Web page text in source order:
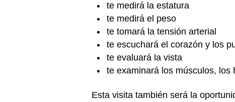
te medirá la estatura
te medirá el peso
te tomará la tensión arterial
te escuchará el corazón y los
te evaluará la vista
te examinará los músculos, los
Esta visita también será la